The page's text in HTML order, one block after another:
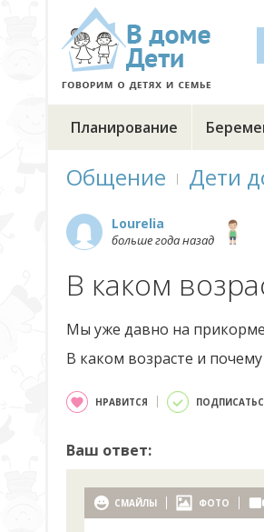
Планирование
Общение Дети
Lourelia
больше года назад
В каком
Мы уже давно на
В каком возрасте и
НРАВИТСЯ
Ваш ответ:
СМАЙЛЫ ФОТО